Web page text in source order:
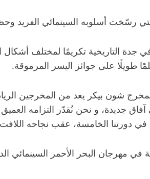
الدولي في الفترة من 4 إلى 13 ديسمبر القادم في جدة
شون بيكر يعد من المخرجين
جديدة، و نحن نُقدّر التزامه
الخامسة، عقب نجاحه اللافت
مهرجان البحر الأحمر السينمائي